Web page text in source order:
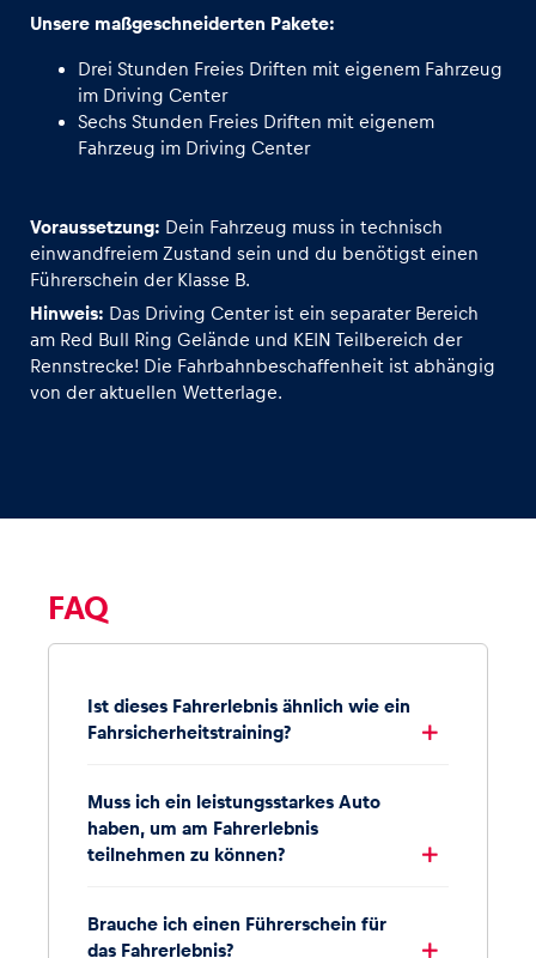
Unsere maßgeschneiderten Pakete:
Drei Stunden Freies Driften mit eigenem Fahrzeug
im Driving Center
Sechs Stunden Freies Driften mit eigenem
Fahrzeug im Driving Center
Voraussetzung: Dein Fahrzeug muss in technisch
einwandfreiem Zustand sein und du benötigst einen
Führerschein der Klasse B.
Hinweis: Das Driving Center ist ein separater Bereich
am Red Bull Ring Gelände und KEIN Teilbereich der
Rennstrecke! Die Fahrbahnbeschaffenheit ist abhängig
von der aktuellen Wetterlage.
FAQ
Ist dieses Fahrerlebnis ähnlich wie ein
Fahrsicherheitstraining?
Muss ich ein leistungsstarkes Auto
haben, um am Fahrerlebnis
teilnehmen zu können?
Brauche ich einen Führerschein für
das Fahrerlebnis?